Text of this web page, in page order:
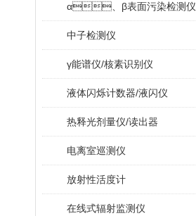
α、β表面污染检测仪
中子检测仪
γ能谱仪/核素识别仪
液体闪烁计数器/液闪仪
热释光剂量仪/读出器
电离室巡测仪
放射性活度计
在线式辐射监测仪